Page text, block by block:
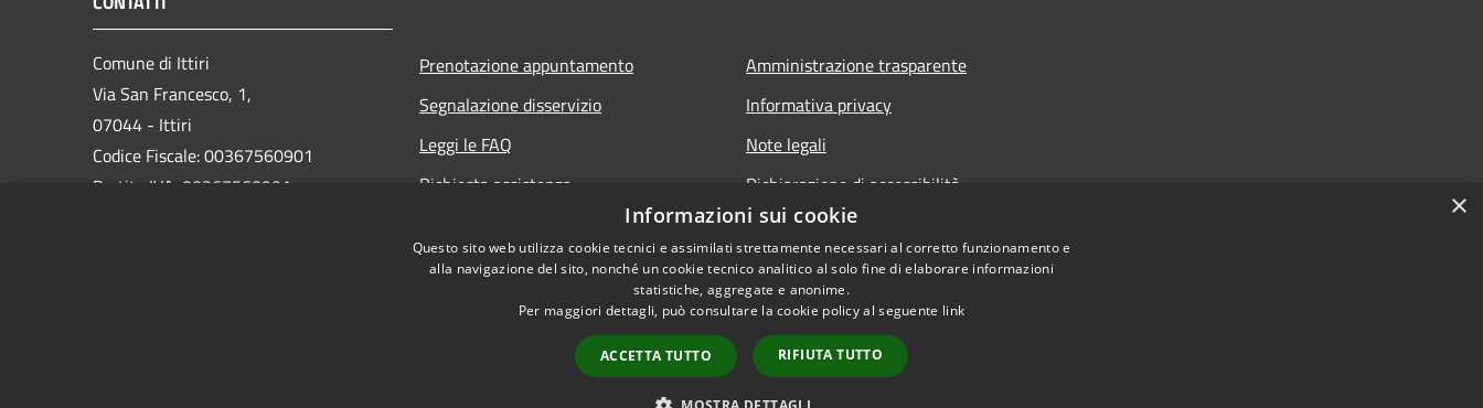
Comune di Ittiri
Via San Francesco, 1,
07044 - Ittiri
Codice Fiscale: 00367560901
Partita IVA: 00367560901
Prenotazione appuntamento
Segnalazione disservizio
Leggi le FAQ
Richiesta assistenza
Amministrazione trasparente
Informativa privacy
Note legali
Dichiarazione di accessibilità
Obiettivi di accessibilità
Storico Deliberazioni
×
Informazioni sui cookie
Questo sito web utilizza cookie tecnici e assimilati strettamente necessari al corretto funzionamento e
alla navigazione del sito, nonché un cookie tecnico analitico al solo fine di elaborare informazioni
statistiche, aggregate e anonime.
Per maggiori dettagli, può consultare la cookie policy al seguente link
ACCETTA TUTTO RIFIUTA TUTTO